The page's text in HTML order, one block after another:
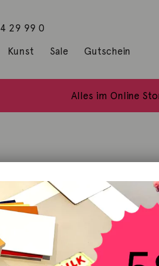
29 99 0
Kunst Sale Gutschein
Alles im Online
/ Anhänger Würfel